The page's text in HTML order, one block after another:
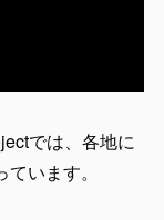
では、各地に
います。